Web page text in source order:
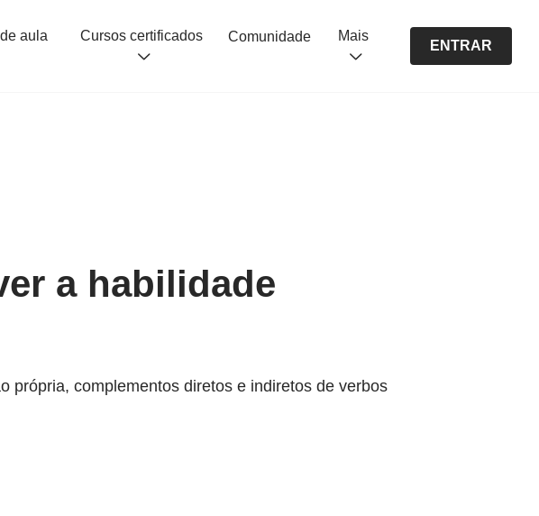
aula Cursos certificados Comunidade Mais
ENTRAR
a habilidade
própria, complementos diretos e indiretos de verbos